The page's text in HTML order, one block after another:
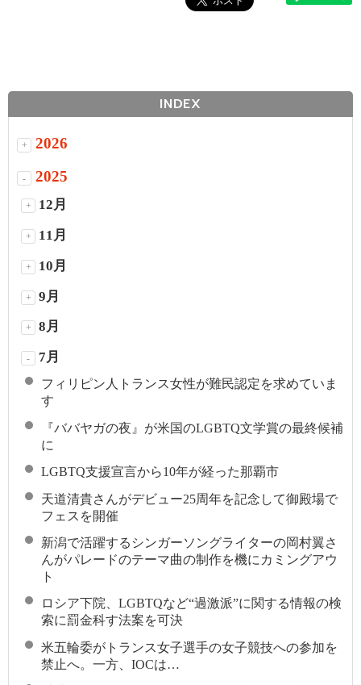
INDEX
+ 2026
- 2025
+ 12月
+ 11月
+ 10月
+ 9月
+ 8月
- 7月
フィリピン人トランス女性が難民認定を求めていま
す
『ババヤガの夜』が米国のLGBTQ文学賞の最終候補
に
LGBTQ支援宣言から10年が経った那覇市
天道清貴さんがデビュー25周年を記念して御殿場で
フェスを開催
新潟で活躍するシンガーソングライターの岡村翼さ
んがパレードのテーマ曲の制作を機にカミングアウ
ト
ロシア下院、LGBTQなど“過激派”に関する情報の検
索に罰金科す法案を可決
米五輪委がトランス女子選手の女子競技への参加を
禁止へ。一方、IOCは…